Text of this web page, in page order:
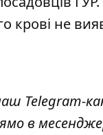
крові не
Telegram-
в